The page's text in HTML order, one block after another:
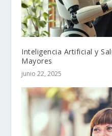
Inteligencia Artificial y
Mayores
junio 22, 2025